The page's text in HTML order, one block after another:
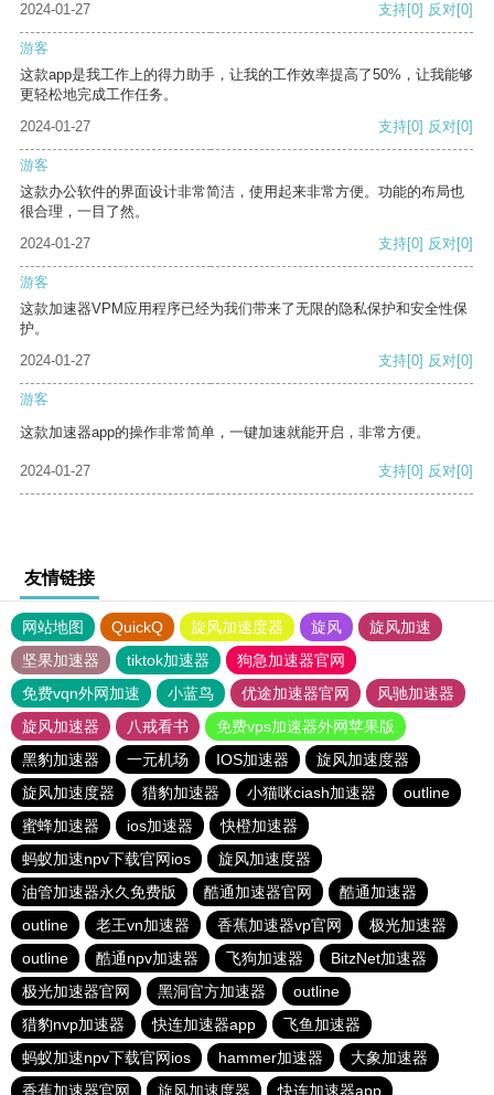
2024-01-27 支持[0] 反对[0]
游客
这款app是我工作上的得力助手，让我的工作效率提高了50%，让我能够
更轻松地完成工作任务。
2024-01-27
支持[0] 反对[0]
游客
这款办公软件的界面设计非常简洁，使用起来非常方便。功能的布局也
很合理，一目了然。
2024-01-27
支持[0] 反对[0]
游客
这款加速器VPM应用程序已经为我们带来了无限的隐私保护和安全性保
护。
2024-01-27
支持[0] 反对[0]
游客
这款加速器app的操作非常简单，一键加速就能开启，非常方便。
2024-01-27 支持[0] 反对[0]
友情链接
网站地图 QuickQ 旋风加速度器 旋风
旋风加速
坚果加速器
tiktok加速器
狗急加速器官网
免费vqn外网加速
小蓝鸟 优途加速器官网
风驰加速器
旋风加速器
八戒看书
免费vps加速器外网苹果版
黑豹加速器
一元机场 IOS加速器
旋风加速度器
旋风加速度器
猎豹加速器 小猫咪ciash加速器
outline
蜜蜂加速器
ios加速器
快橙加速器
蚂蚁加速npv下载官网ios
旋风加速度器
油管加速器永久免费版
酷通加速器官网
酷通加速器
outline
老王vn加速器 香蕉加速器vp官网
极光加速器
outline
酷通npv加速器 飞狗加速器
BitzNet加速器
极光加速器官网
黑洞官方加速器
outline
猎豹nvp加速器
快连加速器app
飞鱼加速器
蚂蚁加速npv下载官网ios
hammer加速器
大象加速器
香蕉加速器官网
旋风加速度器 快连加速器app